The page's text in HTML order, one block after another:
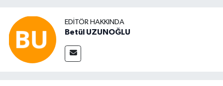
EDITÖR HAKKINDA
Betül UZUNOĞLU